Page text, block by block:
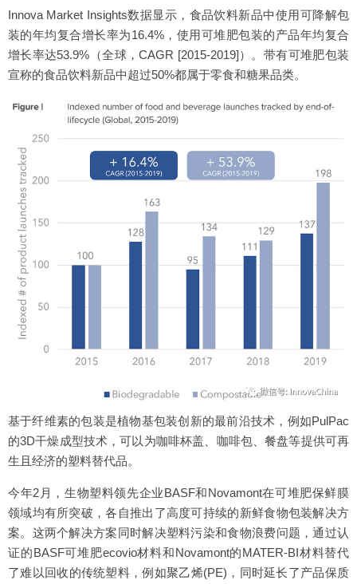
Innova Market Insights数据显示，食品饮料新品中使用可降解包
装的年均复合增长率为16.4%，使用可堆肥包装的产品年均复合
增长率达53.9%（全球，CAGR [2015-2019]）。带有可堆肥包装
宣称的食品饮料新品中超过50%都属于零食和糖果品类。
基于纤维素的包装是植物基包装创新的最前沿技术，例如PulPac
的3D干燥成型技术，可以为咖啡杯盖、咖啡包、餐盘等提供可再
生且经济的塑料替代品。
今年2月，生物塑料领先企业BASF和Novamont在可堆肥保鲜膜
领域均有所突破，各自推出了高度可持续的新鲜食物包装解决方
案。这两个解决方案同时解决塑料污染和食物浪费问题，通过认
证的BASF可堆肥ecovio材料和Novamont的MATER-BI材料替代
了难以回收的传统塑料，例如聚乙烯(PE)，同时延长了产品保质